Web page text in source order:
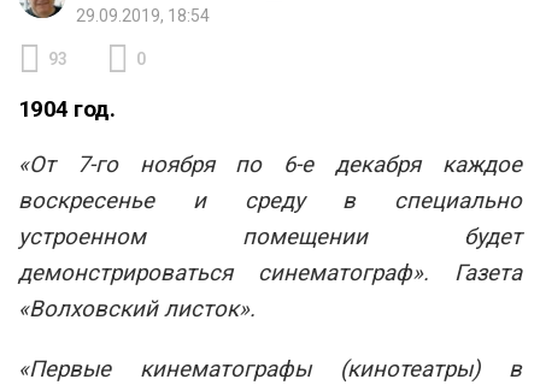
29.09.2019, 18:54
93 0
1904 год.
«От 7-го ноября по 6-е декабря каждое
воскресенье и среду в специально
устроенном помещении будет
демонстрироваться синематограф».
Газета
«Волховский листок».
«Первые кинематографы (кинотеатры) в